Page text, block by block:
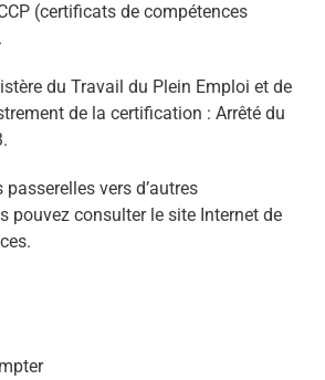
(certificats de compétences
du Travail du Plein Emploi et de
de la certification : Arrêté du
vers d’autres
pouvez consulter le site Internet de